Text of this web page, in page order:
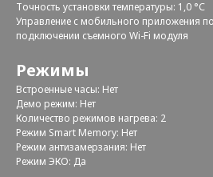
Точность установки температуры: 1,0 °С
Управление c мобильного приложения
подключении съемного Wi-Fi модуля
Режимы
Встроенные часы: Нет
Демо режим: Нет
Количество режимов нагрева: 2
Режим Smart Memory: Нет
Режим антизамерзания: Нет
Режим ЭКО: Да